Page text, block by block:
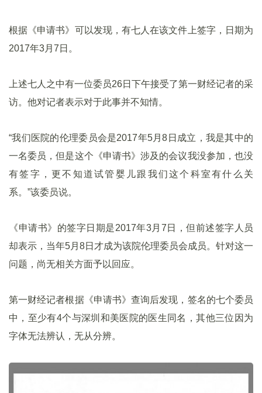
根据《申请书》可以发现，有七人在该文件上签字，日期为
2017年3月7日。
上述七人之中有一位委员26日下午接受了第一财经记者的采
访。他对记者表示对于此事并不知情。
“我们医院的伦理委员会是2017年5月8日成立，我是其中的
一名委员，但是这个《申请书》涉及的会议我没参加，也没
有签字，更不知道试管婴儿跟我们这个科室有什么关
系。”该委员说。
《申请书》的签字日期是2017年3月7日，但前述签字人员
却表示，当年5月8日才成为该院伦理委员会成员。针对这一
问题，尚无相关方面予以回应。
第一财经记者根据《申请书》查询后发现，签名的七个委员
中，至少有4个与深圳和美医院的医生同名，其他三位因为
字体无法辨认，无从分辨。